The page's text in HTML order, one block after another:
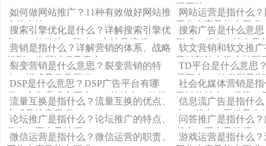
现更快？
如何做网站推广？11种有效做好网站推
广的方法
网站运营是指什么
工作内容及能力要求
搜索引擎优化是什么？详解搜索引擎优
化SEO的好处、策略、方法及流程
搜索广告是什么意
形式、优点、缺点及
营销是指什么？详解营销的体系、战略
模型、发展过程及意义
软文营销和软文推
营销和软文推广的区
裂变营销是什么意思？裂变营销的特
点、模式及常见渠道
TD平台是什么意思
易平台TD的类型及
DSP是什么意思？DSP广告平台有哪
些？广告需求方平台DSP的特点、好处
社会化媒体营销是
营销的特点、优势、
流量互换是指什么？流量互换的优点、
方式及注意事项
信息流广告是指什
点、优点、渠道及出
论坛推广是指什么？论坛推广的特点、
优点、平台及技巧
问答推广是指什么
优点、平台及技巧
微信运营是指什么？微信运营的职责、
游戏运营是指什么